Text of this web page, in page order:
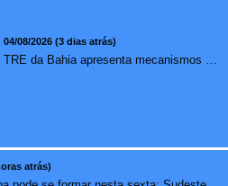
04/08/2026 (3 dias atrás)
atrás)